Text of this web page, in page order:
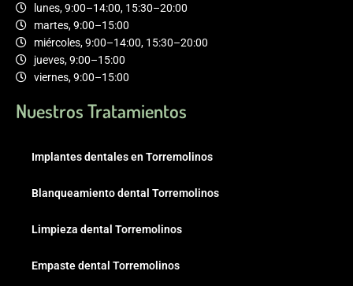
lunes, 9:00–14:00, 15:30–20:00
martes, 9:00–15:00
miércoles, 9:00–14:00, 15:30–20:00
jueves, 9:00–15:00
viernes, 9:00–15:00
Nuestros Tratamientos
Implantes dentales en Torremolinos
Blanqueamiento dental Torremolinos
Limpieza dental Torremolinos
Empaste dental Torremolinos